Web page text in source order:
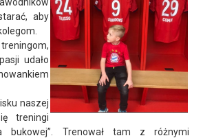
aby
udało
naszej
treningi
bukowej’’. Trenował tam z różnymi